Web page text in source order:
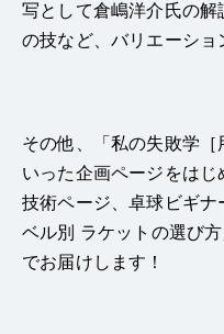
写として倉嶋洋介氏の
の技など、バリエーショ
その他、「私の失敗学
いった企画ページをは
技術ページ、卓球ビギ
ベル別 ラケットの選び
でお届けします！